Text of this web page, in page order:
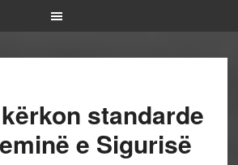
standarde
e Sigurisë